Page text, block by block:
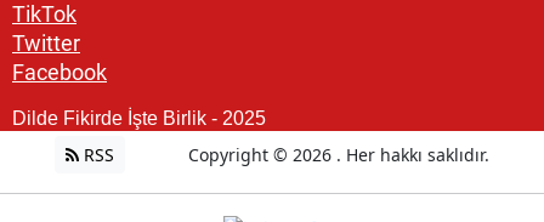
TikTok
Twitter
Facebook
Dilde Fikirde İşte Birlik - 2025
RSS Copyright © 2026 . Her hakkı saklıdır.